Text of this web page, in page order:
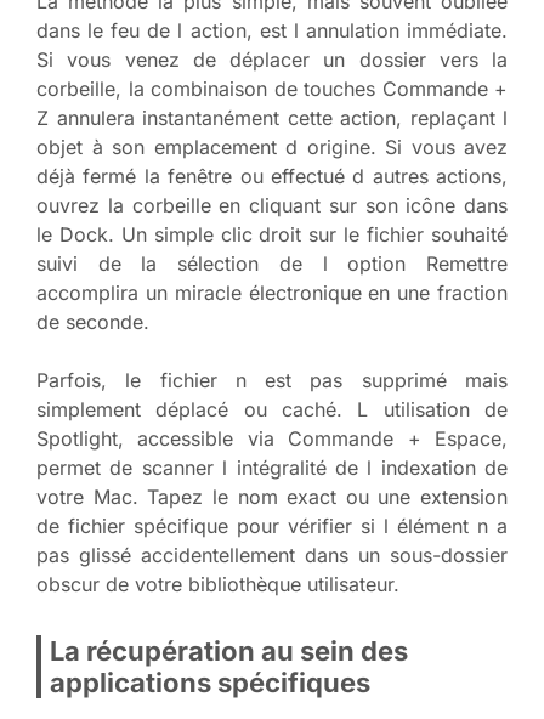
dans le feu de l action, est l annulation immédiate.
Si vous venez de déplacer un dossier vers la
corbeille, la combinaison de touches Commande +
Z annulera instantanément cette action, replaçant l
objet à son emplacement d origine. Si vous avez
déjà fermé la fenêtre ou effectué d autres actions,
ouvrez la corbeille en cliquant sur son icône dans
le Dock. Un simple clic droit sur le fichier souhaité
suivi de la sélection de l option Remettre
accomplira un miracle électronique en une fraction
de seconde.
Parfois, le fichier n est pas supprimé mais
simplement déplacé ou caché. L utilisation de
Spotlight, accessible via Commande + Espace,
permet de scanner l intégralité de l indexation de
votre Mac. Tapez le nom exact ou une extension
de fichier spécifique pour vérifier si l élément n a
pas glissé accidentellement dans un sous-dossier
obscur de votre bibliothèque utilisateur.
La récupération au sein des
applications spécifiques